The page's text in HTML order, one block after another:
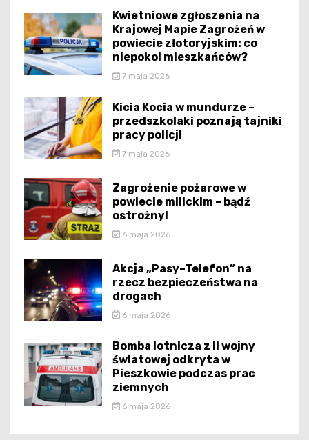
Kwietniowe zgłoszenia na
Krajowej Mapie Zagrożeń w
powiecie złotoryjskim: co
niepokoi mieszkańców?
7 maja 2026
Kicia Kocia w mundurze –
przedszkolaki poznają tajniki
pracy policji
7 maja 2026
Zagrożenie pożarowe w
powiecie milickim – bądź
ostrożny!
6 maja 2026
Akcja „Pasy–Telefon” na
rzecz bezpieczeństwa na
drogach
6 maja 2026
Bomba lotnicza z II wojny
światowej odkryta w
Pieszkowie podczas prac
ziemnych
6 maja 2026